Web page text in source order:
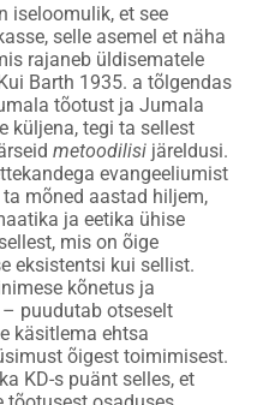
iseloomulik, et see
selle asemel et näha
rajaneb üldisematele
Barth 1935. a tõlgendas
tõotust ja Jumala
küljena, tegi ta sellest
metoodilisi järeldusi.
evangeeliumist
mõned aastad hiljem,
ja eetika ühise
mis on õige
eksistentsi kui sellist.
kõnetus ja
puudutab otseselt
käsitlema ehtsa
õigest toimimisest.
KD-s puänt selles, et